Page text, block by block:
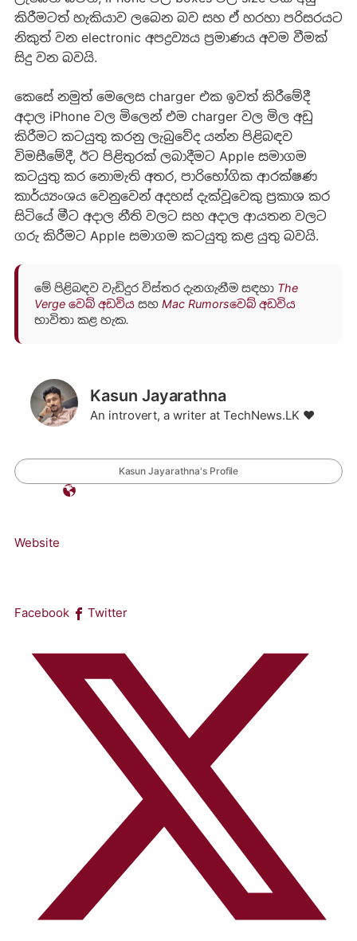
කිරීමටත් හැකියාව ලබෙන බව සහ ඒ හරහා පරිසරයට
නිකුත් වන electronic අපද්‍රව්‍යය ප්‍රමාණය අවම වීමක්
සිදු වන බවයි.
කෙසේ නමුත් මෙලෙස charger එක ඉවත් කිරීමේදී
අදාල iPhone වල මිලෙන් එම charger වල මිල අඩු
කිරීමට කටයුතු කරනු ලැබුවේද යන්න පිළිබඳව
විමසීමේදී, ඊට පිළිතුරක් ලබාදීමට Apple සමාගම
කටයුතු කර නොමැති අතර, පාරිභෝගික ආරක්ෂණ
කාර්ය්‍යංශය වෙනුවෙන් අදහස් දැක්වූවෙකු ප්‍රකාශ කර
සිටියේ මීට අදාල නීති වලට සහ අදාල ආයතන වලට
ගරු කිරීමට Apple සමාගම කටයුතු කළ යුතු බවයි.
මේ පිළිබඳව වැඩිදුර විස්තර දැනගැනීම සඳහා The
Verge වෙබ් අඩවියසහ Mac Rumorsවෙබ් අඩවිය
භාවිතා කළ හැක.
Kasun Jayarathna
An introvert, a writer at TechNews.LK ❤️
Kasun Jayarathna's Profile
Website
Facebook Twitter